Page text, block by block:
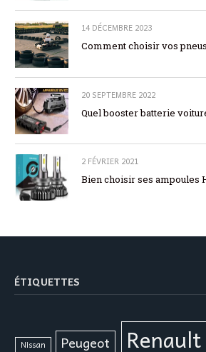
14 DÉCEMBRE 2023
Comment choisir vos
20 SEPTEMBRE 2022
Quel booster batterie
2 FÉVRIER 2021
Bien choisir ses ampoules
ÉTIQUETTES
Nissan Peugeot Renault